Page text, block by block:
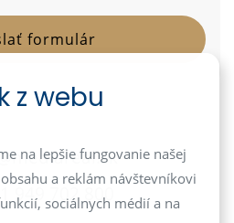
949 702 800
z webu
na lepšie fungovanie našej
a reklám návštevníkovi
sociálnych médií a na